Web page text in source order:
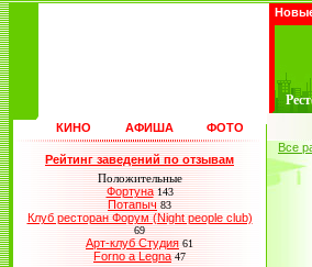
КИНО АФИША ФОТО
Рейтинг заведений по отзывам
Положительные
Фортуна 143
Потапыч 83
Клуб ресторан Форум (Night people club)
69
Арт-клуб Студия 61
Forno a Legna 47
Все